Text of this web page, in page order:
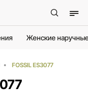
Женские
FOSSIL ES3077